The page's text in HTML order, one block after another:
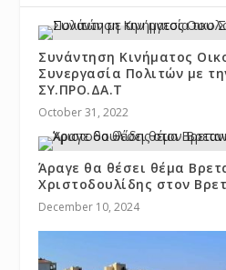
Συνάντηση Κινήματος
Συνεργασία Πολιτών με
ΣΥ.ΠΡΟ.ΔΑ.Τ
October 31, 2022
Άραγε θα θέσει θέμα
Χριστοδουλίδης στον
December 10, 2024